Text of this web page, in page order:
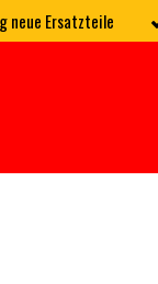
neue Ersatzteile